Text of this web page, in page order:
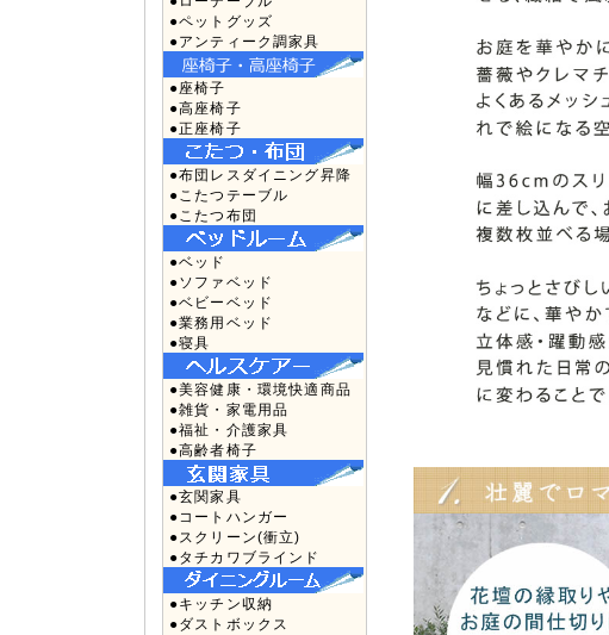
●ペットグッズ
●アンティーク調家具
●座椅子
●高座椅子
●正座椅子
●布団レスダイニング昇降
●こたつテーブル
●こたつ布団
●ベッド
●ソファベッド
●ベビーベッド
●業務用ベッド
●寝具
●美容健康・環境快適商品
●雑貨・家電用品
●福祉・介護家具
●高齢者椅子
●玄関家具
●コートハンガー
●スクリーン(衝立)
●タチカワブラインド
●キッチン収納
●ダストボックス